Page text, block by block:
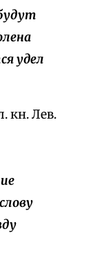
удел
кн. Лев.